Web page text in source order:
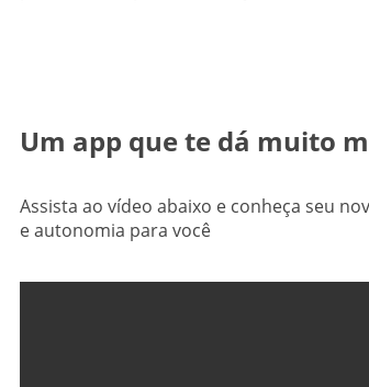
Um app que te dá muito
Assista ao vídeo abaixo e conheça seu
e autonomia para você